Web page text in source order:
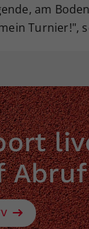
am
Turnier!",
Abruf